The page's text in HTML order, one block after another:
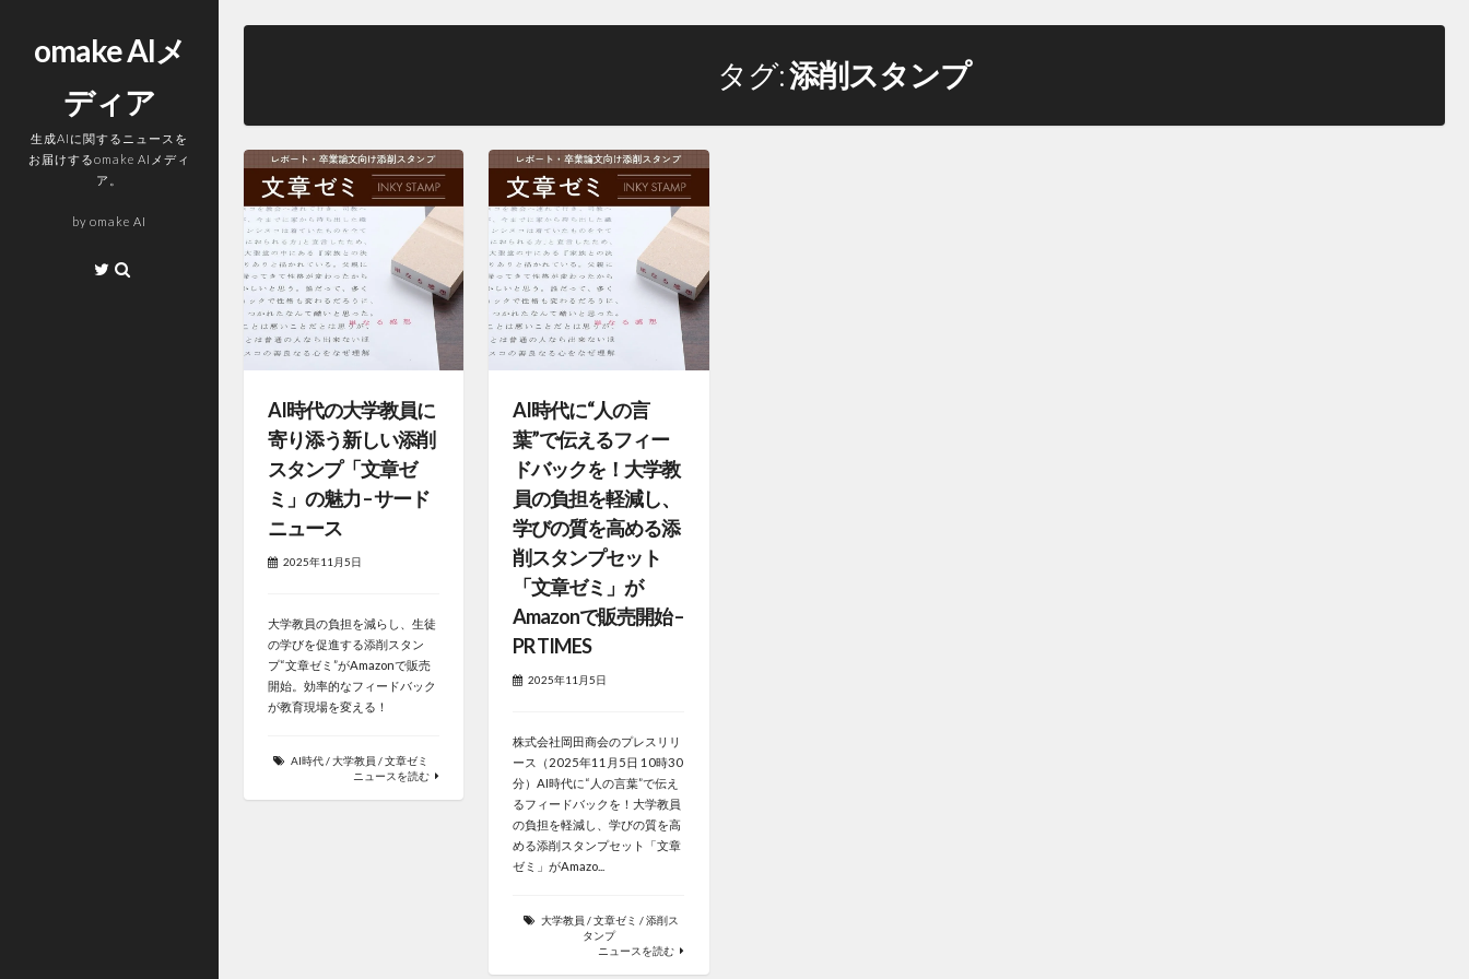
omake AIメ
ディア
生成AIに関するニュースを
お届けするomake AIメディ
ア。
by omake AI
Twitter
タグ:添削スタンプ
AI時代の大学教員に
寄り添う新しい添削
スタンプ「文章ゼ
ミ」の魅力 – サード
ニュース
2025年11月5日
大学教員の負担を減らし、生徒
の学びを促進する添削スタン
プ“文章ゼミ”がAmazonで販売
開始。効率的なフィードバック
が教育現場を変える！
AI時代/大学教員 /文章ゼミ
ニュースを読む
AI時代に“人の言
葉”で伝えるフィー
ドバックを！大学教
員の負担を軽減し、
学びの質を高める添
削スタンプセット
「文章ゼミ」が
Amazonで販売開始 –
PR TIMES
2025年11月5日
株式会社岡田商会のプレスリリ
ース（2025年11月5日 10時30
分）AI時代に“人の言葉”で伝え
るフィードバックを！大学教員
の負担を軽減し、学びの質を高
める添削スタンプセット「文章
ゼミ」がAmazo...
大学教員 /文章ゼミ /添削ス
タンプ
ニュースを読む